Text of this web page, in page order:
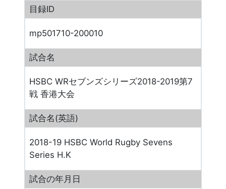
目録ID
mp501710-200010
試合名
HSBC WRセブンズシリーズ2018-2019第7
戦 香港大会
試合名(英語)
2018-19 HSBC World Rugby Sevens
Series H.K
試合の年月日